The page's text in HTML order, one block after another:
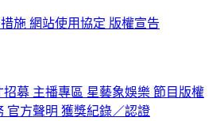
施 網站使用協定 版權宣告
招募 主播專區 星藝象娛樂 節目版權
官方聲明 獲獎紀錄／認證